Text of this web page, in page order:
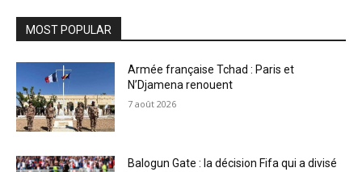
MOST POPULAR
Armée française Tchad : Paris et
N’Djamena renouent
7 août 2026
Balogun Gate : la décision Fifa qui a divisé